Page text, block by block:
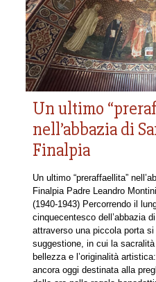
Un ultimo
nell’abbazia di
Finalpia
Un ultimo “preraffaellita”
Finalpia Padre Leandro
(1940-1943) Percorrendo il
cinquecentesco dell’abbazia
attraverso una piccola porta
suggestione, in cui la
bellezza e l’originalità
ancora oggi destinata alla